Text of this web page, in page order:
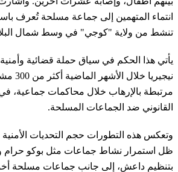
انتماء المتهمين إلى جماعة مسلحة تُعرف
تنشط من ولاية "كوجي" في وسط شمال
يأتي هذا الحكم في سياق حملة قضائية
نيجيريا
مرتبطة بالإرهاب خلال محاكمات جماعية، في
القانوني ضد الجماعات المسلحة.
وتعكس هذه التطورات حجم التحديات الأمنية
ظل استمرار نشاط جماعات مثل بوكو حرام
بتنظيم داعش، إلى جانب جماعات مسلحة